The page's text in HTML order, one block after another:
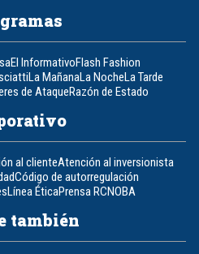
El InformativoFlash Fashion
La MañanaLa NocheLa Tarde
de AtaqueRazón de Estado
al clienteAtención al inversionista
Código de autorregulación
Línea ÉticaPrensa RCNOBA
también